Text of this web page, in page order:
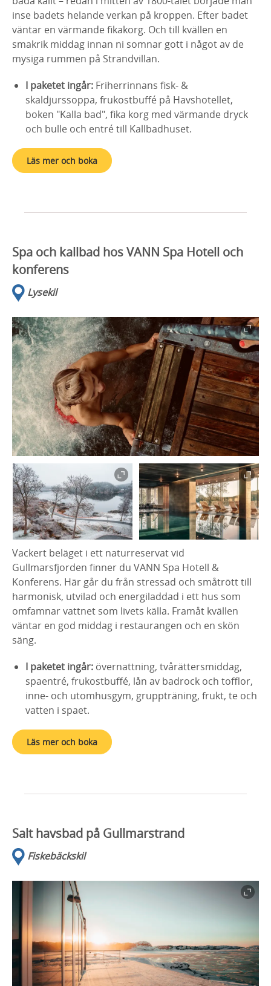
inse badets helande verkan på kroppen. Efter badet
väntar en värmande fikakorg. Och till kvällen en
smakrik middag innan ni somnar gott i något av de
mysiga rummen på Strandvillan.
I paketet ingår: Friherrinnans fisk- &
skaldjurssoppa, frukostbuffé på Havshotellet,
boken "Kalla bad", fika korg med värmande dryck
och bulle och entré till Kallbadhuset.
Läs mer och boka
Spa och kallbad hos VANN Spa Hotell och
konferens
Lysekil
Vackert beläget i ett naturreservat vid
Gullmarsfjorden finner du VANN Spa Hotell &
Konferens. Här går du från stressad och småtrött till
harmonisk, utvilad och energiladdad i ett hus som
omfamnar vattnet som livets källa. Framåt kvällen
väntar en god middag i restaurangen och en skön
säng.
I paketet ingår: övernattning, tvårättersmiddag,
spaentré, frukostbuffé, lån av badrock och tofflor,
inne- och utomhusgym, gruppträning, frukt, te och
vatten i spaet.
Läs mer och boka
Salt havsbad på Gullmarstrand
Fiskebäckskil